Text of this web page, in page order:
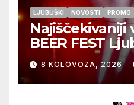
LJUBUŠKI NOVOSTI PROMO
Najiščekivaniji
BEER FEST
9.kolovoza
8 KOLOVOZA, 2026